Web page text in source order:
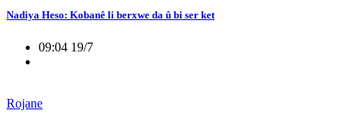
Nadiya Heso: Kobanê li berxwe da û bi ser ket
09:04 19/7
Rojane